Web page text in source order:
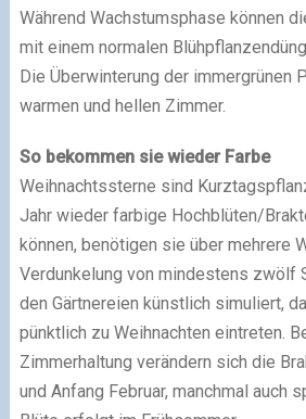
Während Wachstumsphase können
mit einem normalen
Die Überwinterung der immergrünen
warmen und hellen Zimmer.
So bekommen sie wieder Farbe
Weihnachtssterne sind
Jahr wieder farbige Hochblüten/
können, benötigen sie über mehrere
Verdunkelung von mindestens zwölf
den Gärtnereien künstlich simuliert,
pünktlich zu Weihnachten eintreten.
Zimmerhaltung verändern sich die
und Anfang Februar, manchmal auch